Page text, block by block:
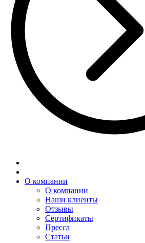
О компании
О компании
Наши клиенты
Отзывы
Сертификаты
Пресса
Статьи